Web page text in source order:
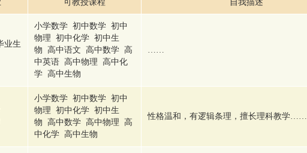
可教授课程 自我描述
业生
小学数学 初中数学 初中
物理 初中化学 初中生
物 高中语文 高中数学 高
中英语 高中物理 高中化
学 高中生物
……
小学数学 初中数学 初中
物理 初中化学 初中生
物 高中数学 高中物理 高
中化学 高中生物
性格温和，有逻辑条理，擅长理科教学……